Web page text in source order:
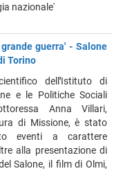
nazionale'
guerra' - Salone
Torino
dell 'Istituto di
e le Politiche Sociali
Anna Villari,
di Missione, è stato
eventi a carattere
alla presentazione di
Salone, il film di Olmi,